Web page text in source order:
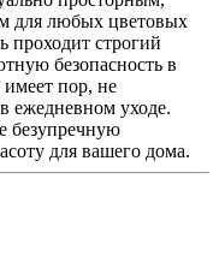
для любых цветовых
проходит строгий
безопасность в
имеет пор, не
ежедневном уходе.
безупречную
для вашего дома.